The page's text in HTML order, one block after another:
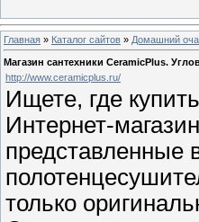
Главная » Каталог сайтов » Домашний
Магазин сантехники CeramicPlus.
http://www.ceramicplus.ru/
Ищете, где
Интернет-
представленные
только